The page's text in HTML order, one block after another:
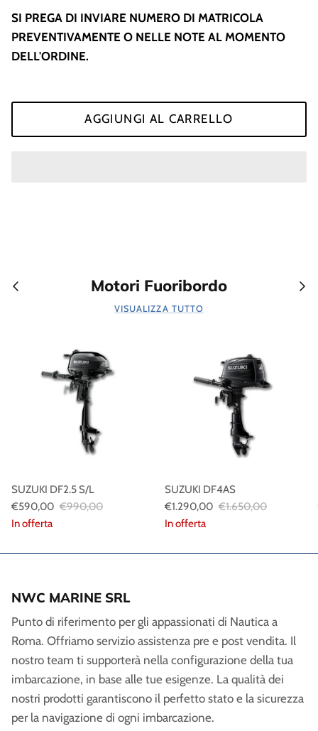
SI PREGA DI INVIARE NUMERO DI MATRICOLA
PREVENTIVAMENTE O NELLE NOTE AL MOMENTO
DELL'ORDINE.
AGGIUNGI AL CARRELLO
Motori Fuoribordo
VISUALIZZA TUTTO
SUZUKI DF2.5 S/L
€590,00 €990,00
In offerta
SUZUKI DF4AS
€1.290,00 €1.650,00
In offerta
NWC MARINE SRL
Punto di riferimento per gli appassionati di Nautica a
Roma. Offriamo servizio assistenza pre e post vendita. Il
nostro team ti supporterà nella configurazione della tua
imbarcazione, in base alle tue esigenze. La qualità dei
nostri prodotti garantiscono il perfetto stato e la sicurezza
per la navigazione di ogni imbarcazione.